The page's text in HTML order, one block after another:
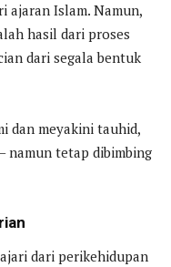
ajaran Islam. Namun,
hasil dari proses
dari segala bentuk
dan meyakini tauhid,
namun tetap dibimbing
dari perikehidupan